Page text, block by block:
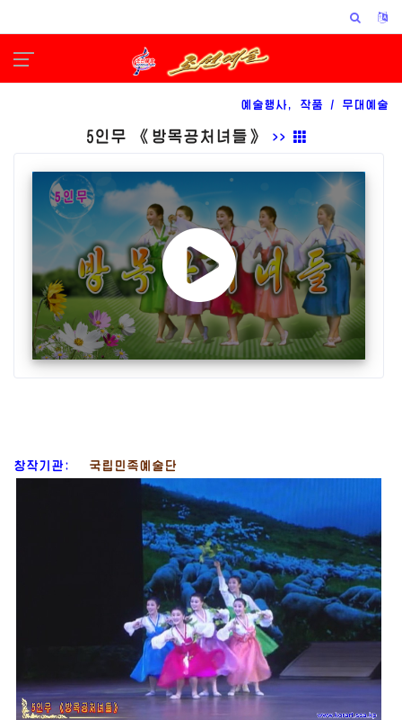
예술행사, 작품 / 무대예술
5인무 《방목공처녀들》 >>
창작기관: 국립민족예술단